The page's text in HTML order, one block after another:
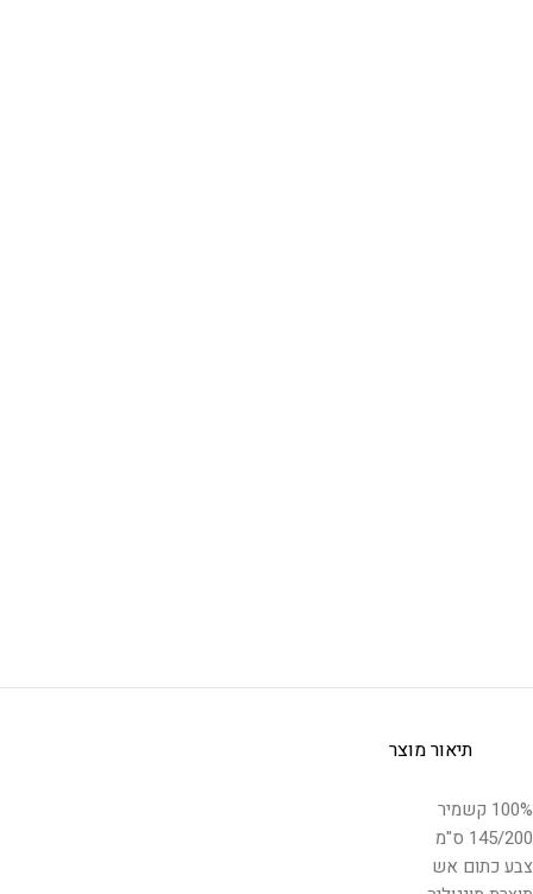
תיאור מוצר
100% קשמיר
145/200 ס"מ
צבע כתום אש